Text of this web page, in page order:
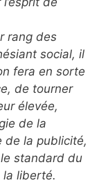
rang des
social, il
fera en sorte
de tourner
élevée,
de la
de la publicité,
standard du
la liberté.